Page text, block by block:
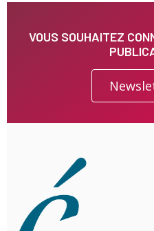
VOUS SOUHAITEZ